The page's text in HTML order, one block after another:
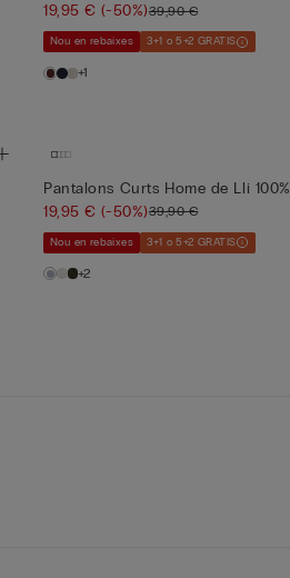
19,95 €(-50%)39,90 €
Nou en rebaixes 3+1 o 5+2 GRATIS
+1
Pantalons Curts Home de Lli 100%
19,95 €(-50%)39,90 €
Nou en rebaixes 3+1 o 5+2 GRATIS
+2